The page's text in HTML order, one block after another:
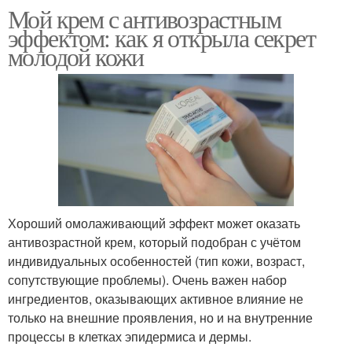
Мой крем с антивозрастным
эффектом: как я открыла секрет
молодой кожи
Хороший омолаживающий эффект может оказать
антивозрастной крем, который подобран с учётом
индивидуальных особенностей (тип кожи, возраст,
сопутствующие проблемы). Очень важен набор
ингредиентов, оказывающих активное влияние не
только на внешние проявления, но и на внутренние
процессы в клетках эпидермиса и дермы.